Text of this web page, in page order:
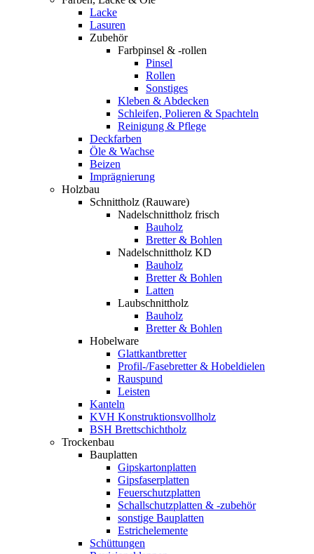
Lacke
Lasuren
Zubehör
Farbpinsel & -rollen
Pinsel
Rollen
Sonstiges
Kleben & Abdecken
Schleifen, Polieren & Spachteln
Reinigung & Pflege
Deckfarben
Öle & Wachse
Beizen
Imprägnierung
Holzbau
Schnittholz (Rauware)
Nadelschnittholz frisch
Bauholz
Bretter & Bohlen
Nadelschnittholz KD
Bauholz
Bretter & Bohlen
Latten
Laubschnittholz
Bauholz
Bretter & Bohlen
Hobelware
Glattkantbretter
Profil-/Fasebretter & Hobeldielen
Rauspund
Leisten
Kanteln
KVH Konstruktionsvollholz
BSH Brettschichtholz
Trockenbau
Bauplatten
Gipskartonplatten
Gipsfaserplatten
Feuerschutzplatten
Schallschutzplatten & -zubehör
sonstige Bauplatten
Estrichelemente
Schüttungen